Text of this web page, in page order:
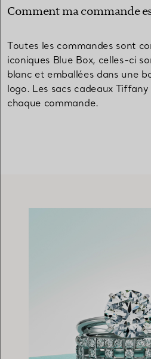
Comment ma commande
Toutes les commandes sont
iconiques Blue Box, celles-ci
blanc et emballées dans une
logo. Les sacs cadeaux
chaque commande.